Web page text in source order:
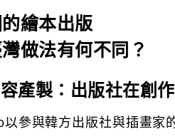
繪本出版
做法有何不同？
產製：出版社在創
以參與韓方出版社與插畫家